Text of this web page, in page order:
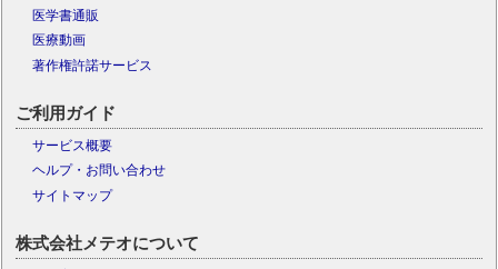
医学書通販
医療動画
著作権許諾サービス
ご利用ガイド
サービス概要
ヘルプ・お問い合わせ
サイトマップ
株式会社メテオについて